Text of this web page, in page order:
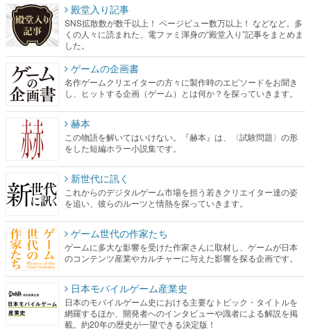
殿堂入り記事
SNS拡散数が数千以上！ ページビュー数万以上！ などなど。多
くの人々に読まれた、電ファミ渾身の“殿堂入り”記事をまとめま
した。
ゲームの企画書
名作ゲームクリエイターの方々に製作時のエピソードをお聞き
し、ヒットする企画（ゲーム）とは何か？を探っていきます。
赫本
この物語を解いてはいけない。『赫本』は、〈試験問題〉の形
をした短編ホラー小説集です。
新世代に訊く
これからのデジタルゲーム市場を担う若きクリエイター達の姿
を追い、彼らのルーツと情熱を探っていきます。
ゲーム世代の作家たち
ゲームに多大な影響を受けた作家さんに取材し、ゲームが日本
のコンテンツ産業やカルチャーに与えた影響を探る企画です。
日本モバイルゲーム産業史
日本のモバイルゲーム史における主要なトピック・タイトルを
網羅するほか、開発者へのインタビューや識者による解説を掲
載。約20年の歴史が一望できる決定版！